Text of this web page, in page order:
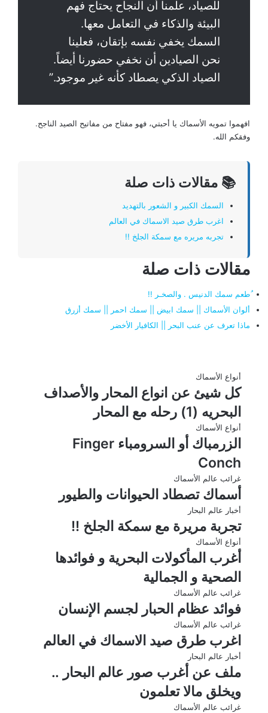
للصياد، علمنا أن النجاح يحتاج فهم
البيئة والذكاء في التعامل معها.
السمك يخفي نفسه بإتقان، فعلينا
نحن الصيادين أن نخفي حضورنا أيضاً.
الصياد الذكي يصطاد كأنه غير موجود.”
افهموا تمويه الأسماك يا أحبتي، فهو مفتاح من مفاتيح الصيد الناجح.
وفقكم الله.
📚 مقالات ذات صلة
السمك الكبير و الشعور بالتهديد
اغرب طرق صيد الاسماك في العالم
تجربه مريره مع سمكة الجلخ !!
مقالات ذات صلة
ُطعم سمك الدنيس . والصخـر !!
ألوان الأسماك || سمك ابيض || سمك احمر || سمك أزرق
ماذا تعرف عن عنب البحر || الكافيار الأخضر
أنواع الأسماك
كل شيئ عن انواع المحار والأصداف
البحريه (1) رحله مع المحار
أنواع الأسماك
الزرمباك أو السرومباء Finger
Conch
غرائب عالم الأسماك
أسماك تصطاد الحيوانات والطيور
أخبار عالم البحار
تجربة مريرة مع سمكة الجلخ !!
أنواع الأسماك
أغرب المأكولات البحرية و فوائدها
الصحية و الجمالية
غرائب عالم الأسماك
فوائد عظام الحبار لجسم الإنسان
غرائب عالم الأسماك
اغرب طرق صيد الاسماك في العالم
أخبار عالم البحار
ملف عن أغرب صور عالم البحار ..
ويخلق مالا تعلمون
غرائب عالم الأسماك